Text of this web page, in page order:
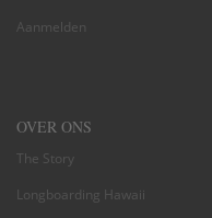
Aanmelden
OVER ONS
The Story
Longboarding Hawaii